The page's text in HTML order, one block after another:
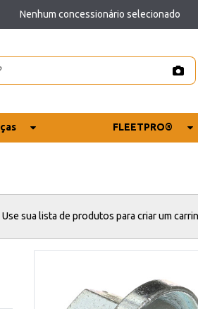
Nenhum concessionário selecionado
FLEETPRO®
Use sua lista de produtos para criar um